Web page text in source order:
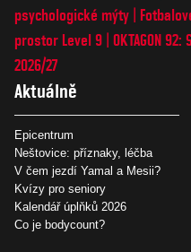
psychologické mýty
prostor Level 9 OKTAGON
2026/27
Aktuálně
Epicentrum
Neštovice: příznaky, léčba
V čem jezdí Yamal a Mesii?
Kvízy pro seniory
Kalendář úplňků 2026
Co je bodycount?